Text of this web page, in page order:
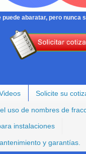
puede abaratar, pero nunca
Solicite su
uso de nombres de
instalaciones
y garantías.